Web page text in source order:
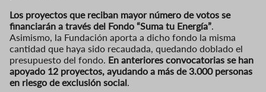
Los proyectos que reciban mayor número de votos se
financiarán a través del Fondo “Suma tu Energía”
Asimismo, la Fundación aporta a dicho fondo la misma
cantidad que haya sido recaudada, quedando doblado el
presupuesto del fondo. En anteriores convocatorias se han
apoyado 12 proyectos, ayudando a más de 3.000 personas
en riesgo de exclusión social